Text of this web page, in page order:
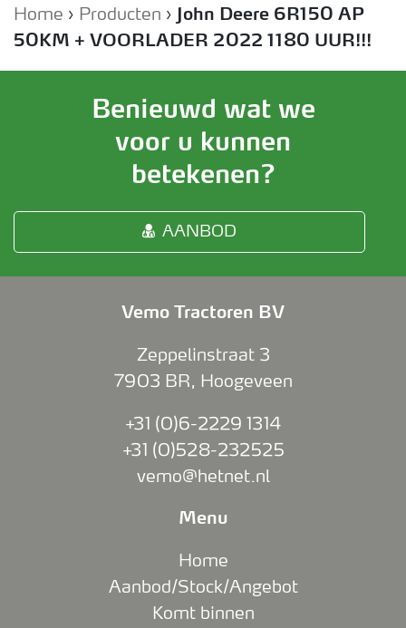
Home › Producten › John Deere 6R150 AP
50KM + VOORLADER 2022 1180 UUR!!!
Benieuwd wat we
voor u kunnen
betekenen?
AANBOD
Vemo Tractoren BV
Zeppelinstraat 3
7903 BR, Hoogeveen
+31 (0)6-2229 1314
+31 (0)528-232525
vemo@hetnet.nl
Menu
Home
Aanbod/Stock/Angebot
Komt binnen